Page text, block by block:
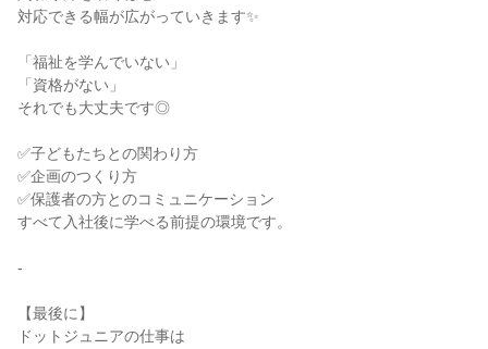
対応できる幅が広がっていきます✨
「福祉を学んでいない」
「資格がない」
それでも大丈夫です◎
✅子どもたちとの関わり方
✅企画のつくり方
✅保護者の方とのコミュニケーション
すべて入社後に学べる前提の環境です。
-
【最後に】
ドットジュニアの仕事は